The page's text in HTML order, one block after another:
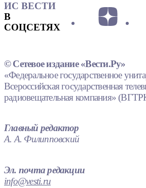
ИС ВЕСТИ
В
СОЦСЕТЯХ
© Сетевое издание «Вести.Ру»
«Федеральное государственное
Всероссийская государственная
радиовещательная компания»
Главный редактор
А. А. Филипповский
Эл. почта редакции
info@vesti.ru